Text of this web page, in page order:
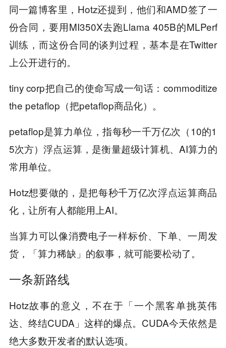
同一篇博客里，Hotz还提到，他们和AMD签了一
份合同，要用MI350X去跑Llama 405B的MLPerf
训练，而这份合同的谈判过程，基本是在Twitter
上公开进行的。
tiny corp把自己的使命写成一句话：commoditize
the petaflop（把petaflop商品化）。
petaflop是算力单位，指每秒一千万亿次（10的1
5次方）浮点运算，是衡量超级计算机、AI算力的
常用单位。
Hotz想要做的，是把每秒千万亿次浮点运算商品
化，让所有人都能用上AI。
当算力可以像消费电子一样标价、下单、一周发
货，「算力稀缺」的叙事，就可能要松动了。
一条新路线
Hotz故事的意义，不在于「一个黑客单挑英伟
达、终结CUDA」这样的爆点。CUDA今天依然是
绝大多数开发者的默认选项。